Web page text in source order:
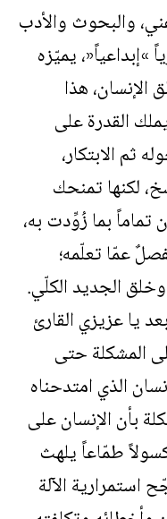
والبحوث والأدب
»إبداعياً«، يميّزه
الإنسان، هذا
القدرة على
ثم الابتكار،
لكنها تمنحك
تماماً بما زُوِّدت به،
عمّا تعلّمه؛
وخلق الجديد الكلّي.
يا عزيزي القارئ
المشكلة حتى
الذي امتدحناه
بأن الإنسان على
طمّاعاً يلهث
استمرارية الآلة